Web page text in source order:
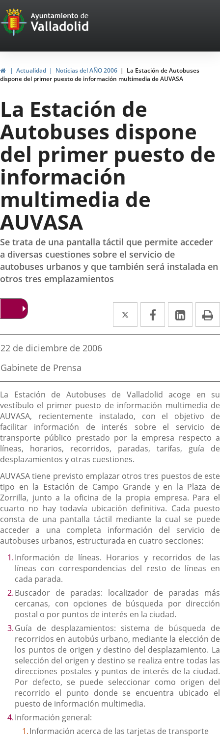
Portal
Web
del
Ayuntamiento
de
Valladolid
HomeActualidad Noticias del AÑO 2006
La Estación de Autobuses
dispone del primer puesto de información multimedia de AUVASA
La Estación de
Autobuses dispone
del primer puesto de
información
multimedia de
AUVASA
Se trata de una pantalla táctil que permite acceder
a diversas cuestiones sobre el servicio de
autobuses urbanos y que también será instalada en
otros tres emplazamientos
Twitter
Enlace
a
externa.
Facebook
Enlace
a
externa.
Enlace
a
Fecha
la
noticia
22 de diciembre de 2006
Fuente
la
noticia
Gabinete de Prensa
Descripción
La Estación de Autobuses de Valladolid acoge en su
vestíbulo el primer puesto de información multimedia de
AUVASA, recientemente instalado, con el objetivo de
facilitar información de interés sobre el servicio de
transporte público prestado por la empresa respecto a
líneas, horarios, recorridos, paradas, tarifas, guía de
desplazamientos y otras cuestiones.
AUVASA tiene previsto emplazar otros tres puestos de este
tipo en la Estación de Campo Grande y en la Plaza de
Zorrilla, junto a la oficina de la propia empresa. Para el
cuarto no hay todavía ubicación definitiva. Cada puesto
consta de una pantalla táctil mediante la cual se puede
acceder a una completa información del servicio de
autobuses urbanos, estructurada en cuatro secciones:
Información de líneas. Horarios y recorridos de las
líneas con correspondencias del resto de líneas en
cada parada.
Buscador de paradas: localizador de paradas más
cercanas, con opciones de búsqueda por dirección
postal o por puntos de interés en la ciudad.
Guía de desplazamientos: sistema de búsqueda de
recorridos en autobús urbano, mediante la elección de
los puntos de origen y destino del desplazamiento. La
selección del origen y destino se realiza entre todas las
direcciones postales y puntos de interés de la ciudad.
Por defecto, se puede seleccionar como origen del
recorrido el punto donde se encuentra ubicado el
puesto de información multimedia.
Información general:
Información acerca de las tarjetas de transporte